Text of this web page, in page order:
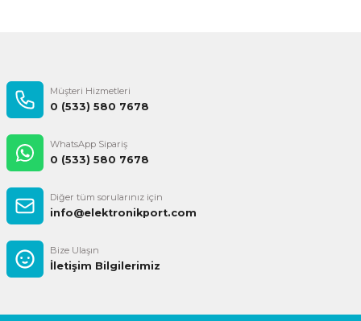
Müşteri Hizmetleri
0 (533) 580 7678
WhatsApp Sipariş
0 (533) 580 7678
Diğer tüm sorularınız için
info@elektronikport.com
Bize Ulaşın
İletişim Bilgilerimiz